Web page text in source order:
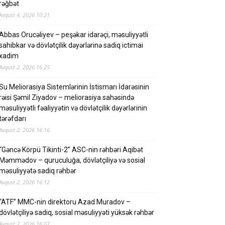
4, 2026 10:21
Orucəliyev – peşəkar idarəçi, məsuliyyətli
və dövlətçilik dəyərlərinə sadiq ictimai
2, 2026 16:25
Meliorasiya Sistemlərinin İstismarı İdarəsinin
Şəmil Ziyadov – meliorasiya sahəsində
fəaliyyətin və dövlətçilik dəyərlərinin
2, 2026 16:16
Körpü Tikinti-2” ASC-nin rəhbəri Aqibət
– quruculuğa, dövlətçiliyə və sosial
sadiq rəhbər
2, 2026 16:12
MMC-nin direktoru Azad Muradov –
sadiq, sosial məsuliyyəti yüksək rəhbər